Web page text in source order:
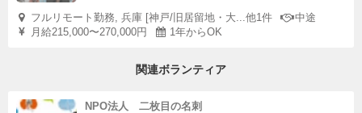
フルリモート勤務, 兵庫 [神戸/旧居留地・大...他1件
中途
月給215,000〜270,000円
1年からOK
関連ボランティア
NPO法人 二枚目の名刺